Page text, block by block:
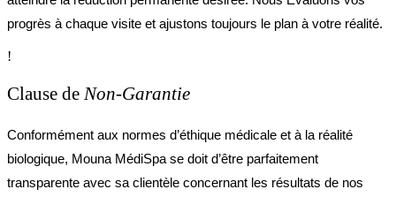
progrès à chaque visite et ajustons toujours le plan à votre réalité.
!
Clause de Non-Garantie
Conformément aux normes d’éthique médicale et à la réalité
biologique, Mouna MédiSpa se doit d’être parfaitement
transparente avec sa clientèle concernant les résultats de nos